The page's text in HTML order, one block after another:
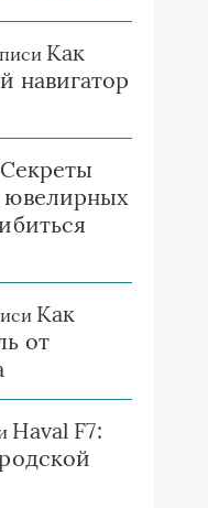
Как
навигатор
Секреты
ювелирных
Как
от
Haval F7: